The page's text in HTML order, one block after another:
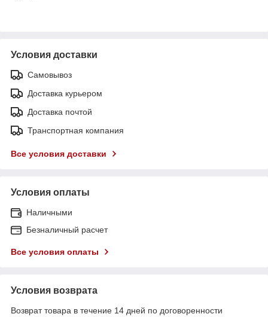
Условия доставки
Самовывоз
Доставка курьером
Доставка почтой
Транспортная компания
Все условия доставки
Условия оплаты
Наличными
Безналичный расчет
Все условия оплаты
Условия возврата
Возврат товара в течение 14 дней по договоренности